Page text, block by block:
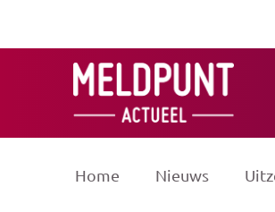
Home Nieuws